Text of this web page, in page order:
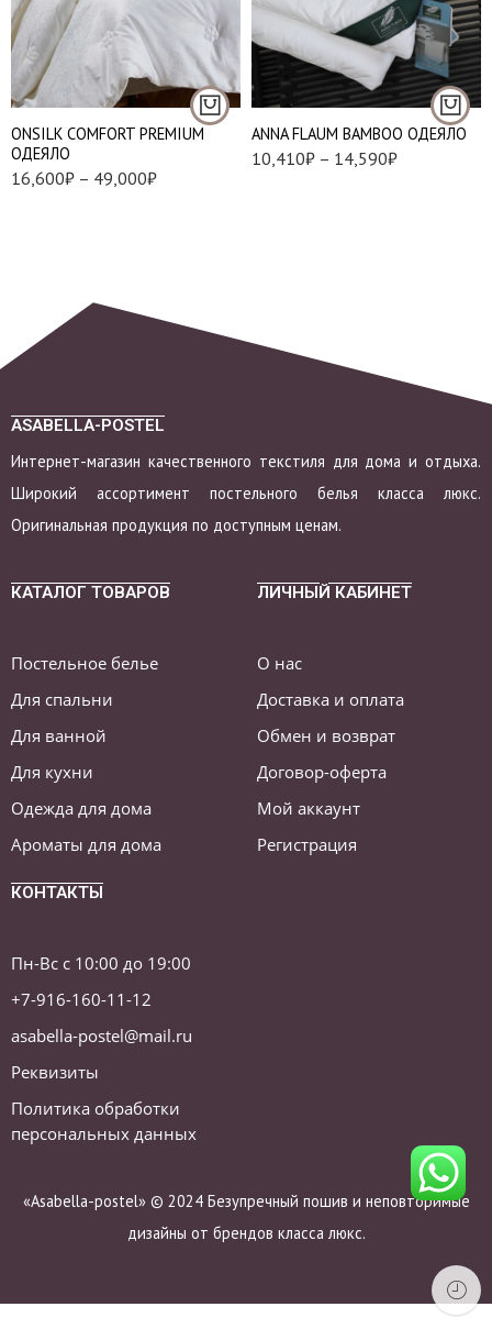
ONSILK COMFORT PREMIUM
ОДЕЯЛО
16,600₽ – 49,000₽
м
Средние-300 г/м
Теплые-340 г/м
1,5 (140*205)
1,5 (150*210)
ANNA FLAUM BAMBOO ОДЕЯЛО
10,410₽ – 14,590₽
Евро (200*220 см.)
ASABELLA-POSTEL
Интернет-магазин качественного текстиля для дома и отдыха.
Широкий ассортимент постельного белья класса люкс.
Оригинальная продукция по доступным ценам.
КАТАЛОГ ТОВАРОВ
Постельное белье
Для спальни
Для ванной
Для кухни
Одежда для дома
Ароматы для дома
ЛИЧНЫЙ КАБИНЕТ
О нас
Доставка и оплата
Обмен и возврат
Договор-оферта
Мой аккаунт
Регистрация
КОНТАКТЫ
Пн-Вс с 10:00 до 19:00
+7-916-160-11-12
asabella-postel@mail.ru
Реквизиты
Политика обработки
персональных данных
«Asabella-postel» © 2024 Безупречный пошив и неповторимые
дизайны от брендов класса люкс.